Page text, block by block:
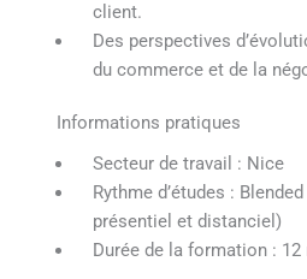
client.
Des perspectives
du commerce et de la
Informations pratiques
Secteur de travail : Nice
Rythme d’études :
présentiel et distanciel)
Durée de la formation : 12